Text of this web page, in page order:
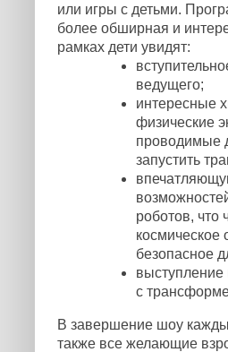
или игры с детьми.
более обширная и
рамках дети увидят:
ведущего;
интересные
физические
проводимые
запустить
роботов, что
космическое
безопасное
с
В завершение шоу
также все желающие